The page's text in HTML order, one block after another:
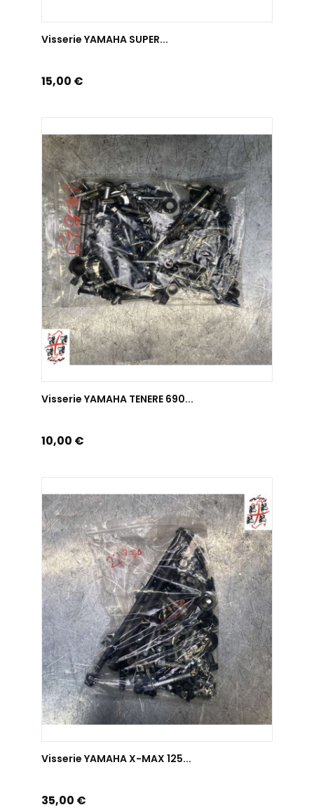
Visserie YAMAHA SUPER...
Prix
15,00 €
Visserie YAMAHA TENERE 690...
Prix
10,00 €
Visserie YAMAHA X-MAX 125...
Prix
35,00 €